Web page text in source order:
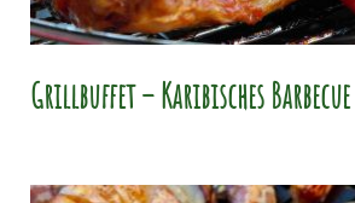
Grillbuffet – Karibisches Barbecue